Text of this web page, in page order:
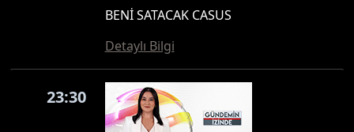
BENİ SATACAK CASUS
Detaylı Bilgi
23:30